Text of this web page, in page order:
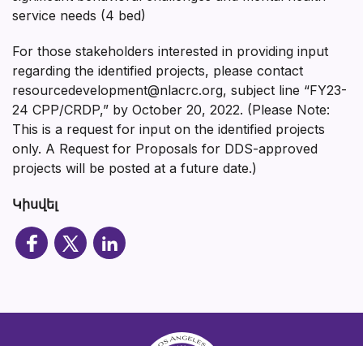
service needs (4 bed)
For those stakeholders interested in providing input
regarding the identified projects, please contact
resourcedevelopment@nlacrc.org, subject line “FY23-
24 CPP/CRDP,” by October 20, 2022. (Please Note:
This is a request for input on the identified projects
only. A Request for Proposals for DDS-approved
projects will be posted at a future date.)
Կիսվել